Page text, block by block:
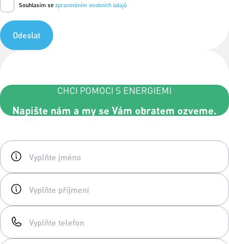
Souhlasím se zpracováním osobních údajů
Odeslat
CHCI POMOCI S ENERGIEMI
Napište nám a my se Vám obratem ozveme.